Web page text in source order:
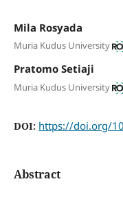
Mila Rosyada
Muria Kudus University
Pratomo Setiaji
Muria Kudus University
DOI: https://doi.org/
Abstract